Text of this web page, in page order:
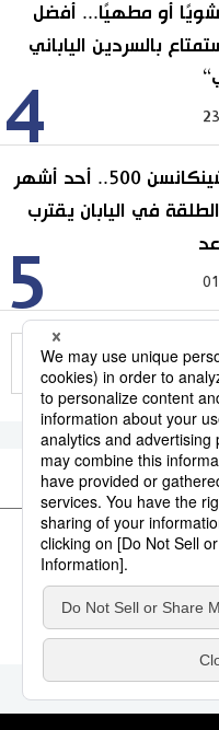
4
أو مطهيًا... أفضل
بالسردين الياباني
5
وداعًا لشينكانسن 500.. أحد أشهر
في اليابان يقترب
مجتمع
الفتيات